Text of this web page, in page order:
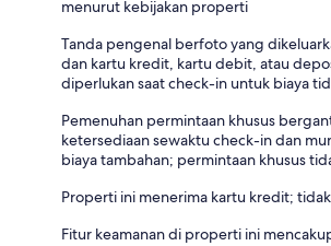
menurut kebijakan properti
Tanda pengenal berfoto yang
dan kartu kredit, kartu debit, atau
diperlukan saat check-in untuk biaya
Pemenuhan permintaan khusus
ketersediaan sewaktu check-in dan
biaya tambahan; permintaan khusus
Properti ini menerima kartu kredit;
Fitur keamanan di properti ini